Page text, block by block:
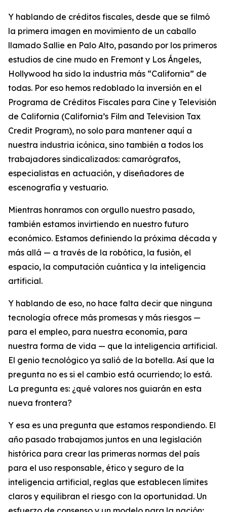
Y hablando de créditos fiscales, desde que se filmó
la primera imagen en movimiento de un caballo
llamado Sallie en Palo Alto, pasando por los primeros
estudios de cine mudo en Fremont y Los Ángeles,
Hollywood ha sido la industria más “California” de
todas. Por eso hemos redoblado la inversión en el
Programa de Créditos Fiscales para Cine y Televisión
de California (California’s Film and Television Tax
Credit Program), no solo para mantener aquí a
nuestra industria icónica, sino también a todos los
trabajadores sindicalizados: camarógrafos,
especialistas en actuación, y diseñadores de
escenografía y vestuario.
Mientras honramos con orgullo nuestro pasado,
también estamos invirtiendo en nuestro futuro
económico. Estamos definiendo la próxima década y
más allá — a través de la robótica, la fusión, el
espacio, la computación cuántica y la inteligencia
artificial.
Y hablando de eso, no hace falta decir que ninguna
tecnología ofrece más promesas y más riesgos —
para el empleo, para nuestra economía, para
nuestra forma de vida — que la inteligencia artificial.
El genio tecnológico ya salió de la botella. Así que la
pregunta no es si el cambio está ocurriendo; lo está.
La pregunta es: ¿qué valores nos guiarán en esta
nueva frontera?
Y esa es una pregunta que estamos respondiendo. El
año pasado trabajamos juntos en una legislación
histórica para crear las primeras normas del país
para el uso responsable, ético y seguro de la
inteligencia artificial, reglas que establecen límites
claros y equilibran el riesgo con la oportunidad. Un